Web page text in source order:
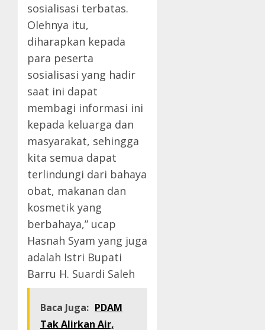
sosialisasi terbatas.
Olehnya itu,
diharapkan kepada
para peserta
sosialisasi yang hadir
saat ini dapat
membagi informasi ini
kepada keluarga dan
masyarakat, sehingga
kita semua dapat
terlindungi dari bahaya
obat, makanan dan
kosmetik yang
berbahaya,” ucap
Hasnah Syam yang juga
adalah Istri Bupati
Barru H. Suardi Saleh
Baca Juga: PDAM
Tak Alirkan Air,